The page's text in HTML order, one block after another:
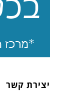
יצירת קשר